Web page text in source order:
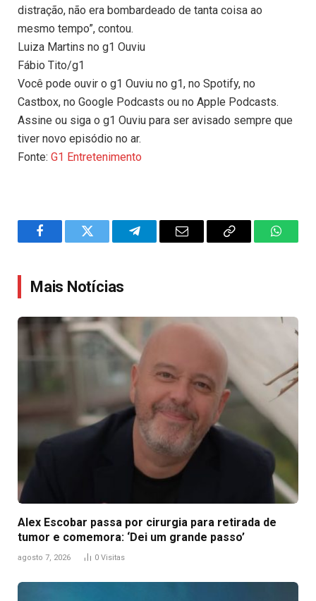
distração, não era bombardeado de tanta coisa ao
mesmo tempo”, contou.
Luiza Martins no g1 Ouviu
Fábio Tito/g1
Você pode ouvir o g1 Ouviu no g1, no Spotify, no
Castbox, no Google Podcasts ou no Apple Podcasts.
Assine ou siga o g1 Ouviu para ser avisado sempre que
tiver novo episódio no ar.
Fonte: G1 Entretenimento
FacebookTwitter TelegramEmail
Copy
Mais Notícias
Alex Escobar passa por cirurgia para retirada de
tumor e comemora: ‘Dei um grande passo’
agosto 7, 2026 0 Visitas